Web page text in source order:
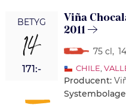
BETYG
14
171:-
Viña
2011
75 cl ,
CHILE,
Producent: